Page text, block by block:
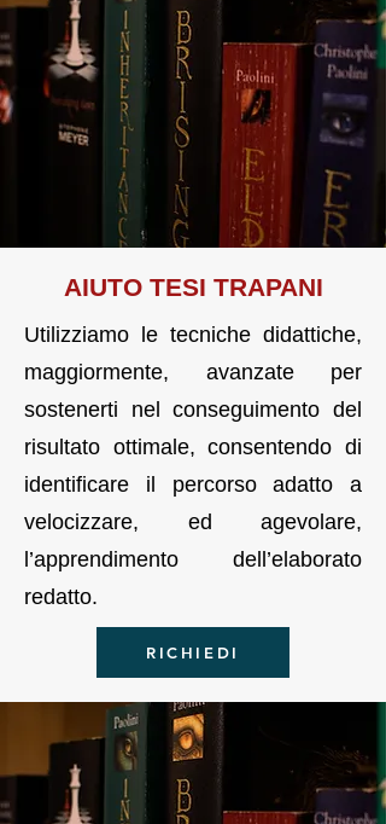
AIUTO TESI TRAPANI
Utilizziamo le tecniche didattiche,
maggiormente, avanzate per
sostenerti nel conseguimento del
risultato ottimale, consentendo di
identificare il percorso adatto a
velocizzare, ed agevolare,
l’apprendimento dell’elaborato
redatto.
RICHIEDI